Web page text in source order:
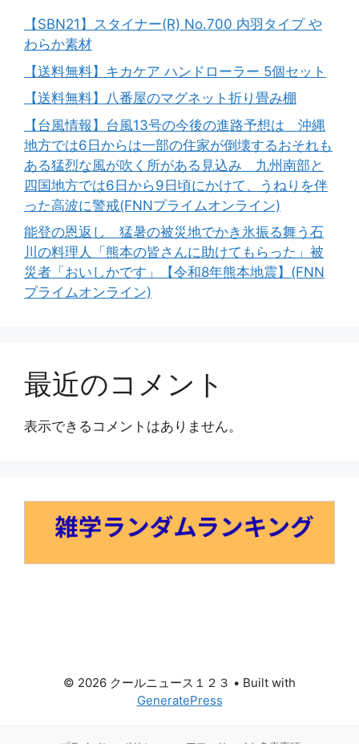
【SBN21】スタイナー(R) No.700 内羽タイプ や
わらか素材
【送料無料】キカケア ハンドローラー 5個セット
【送料無料】八番屋のマグネット折り畳み棚
【台風情報】台風13号の今後の進路予想は 沖縄
地方では6日からは一部の住家が倒壊するおそれも
ある猛烈な風が吹く所がある見込み 九州南部と
四国地方では6日から9日頃にかけて、うねりを伴
った高波に警戒(FNNプライムオンライン)
能登の恩返し 猛暑の被災地でかき氷振る舞う石
川の料理人「熊本の皆さんに助けてもらった」被
災者「おいしかです」【令和8年熊本地震】(FNN
プライムオンライン)
最近のコメント
表示できるコメントはありません。
© 2026 クールニュース１２３ • Built with
GeneratePress